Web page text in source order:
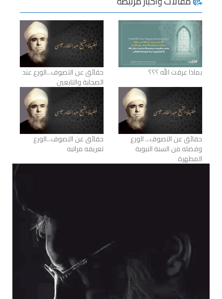
بماذا عرفت الله ؟؟؟ حقائق عن التصوف...الورع عند
الصحابة والتابعين
حقائق عن التصوف... الورع
وفضله من السنة النبوية
المطهرة
حقائق عن التصوف...الورع
تعريفه مراتبه